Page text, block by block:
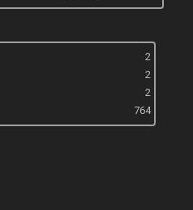
2
2
2
764